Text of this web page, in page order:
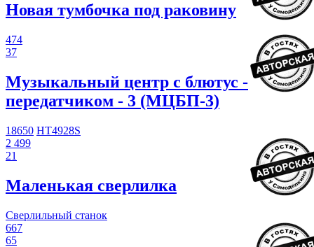
Новая тумбочка под раковину
474
37
Музыкальный центр с блютус -
передатчиком - 3 (МЦБП-3)
18650 HT4928S
2 499
21
Маленькая сверлилка
Сверлильный станок
667
65